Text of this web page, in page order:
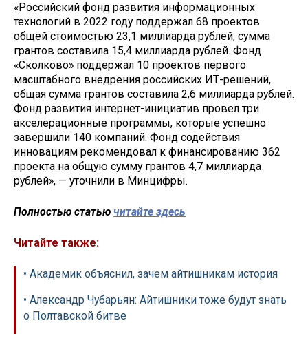
«Российский фонд развития информационных
технологий в 2022 году поддержал 68 проектов
общей стоимостью 23,1 миллиарда рублей, сумма
грантов составила 15,4 миллиарда рублей. Фонд
«Сколково» поддержал 10 проектов первого
масштабного внедрения российских ИТ-решений,
общая сумма грантов составила 2,6 миллиарда рублей.
Фонд развития интернет-инициатив провел три
акселерационные программы, которые успешно
завершили 140 компаний. Фонд содействия
инновациям рекомендовал к финансированию 362
проекта на общую сумму грантов 4,7 миллиарда
рублей», — уточнили в Минцифры.
Полностью статью читайте здесь
Читайте также:
• Академик объяснил, зачем айтишникам история
• Александр Чубарьян: Айтишники тоже будут знать
о Полтавской битве